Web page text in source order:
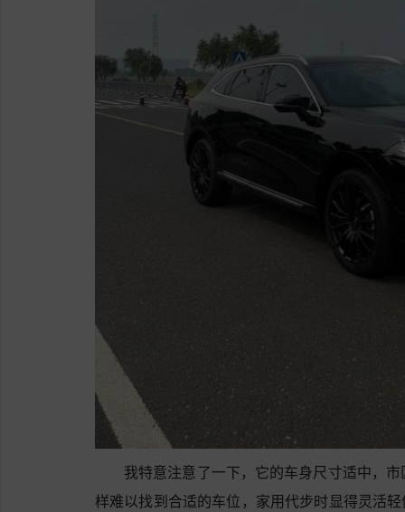
我特意注意了一下，它的车身尺寸适中，
样难以找到合适的车位，家用代步时显得灵活